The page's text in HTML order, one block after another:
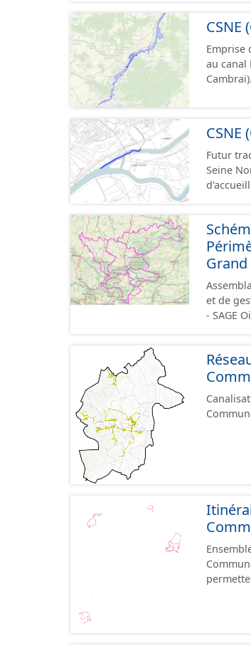
situe au
fluviale
SNCF
département de l’Oise.
d'utilité
CSNE
Emprise
au canal
Cambrai). Ce canal à grand gabarit européen permettra d'accueillir des bateaux
CSNE
Futur
Seine
et de
- SAGE
élaboré
arrêtés